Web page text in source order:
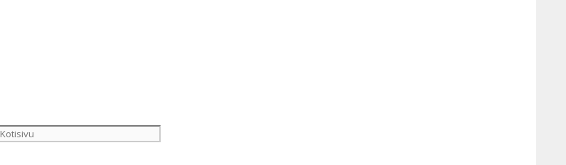
Kotisivu